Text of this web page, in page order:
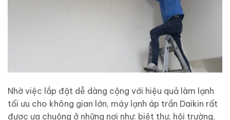
Nhờ việc lắp đặt dễ dàng cộng với hiệu quả làm lạnh
tối ưu cho không gian lớn, máy lạnh áp trần Daikin rất
được ưa chuộng ở những nơi như: biệt thự, hội trường,